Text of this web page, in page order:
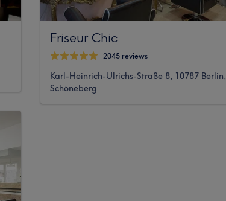
Friseur Chic
2045 reviews
Karl-Heinrich-Ulrichs-Straße 8, 10787 Berlin,
Schöneberg